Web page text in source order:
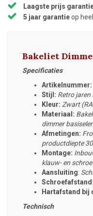
Laagste prijs
5 jaar garantieop
Bakeliet
Specificaties
Artikelnummer:
Stijl: Retro
Kleur: Zwart
Materiaal:
dimmer
Afmetingen:
productdiepte
Montage:
klauw- en
Aansluiting:
Schroefafstand:
Hartafstand bij
Technisch